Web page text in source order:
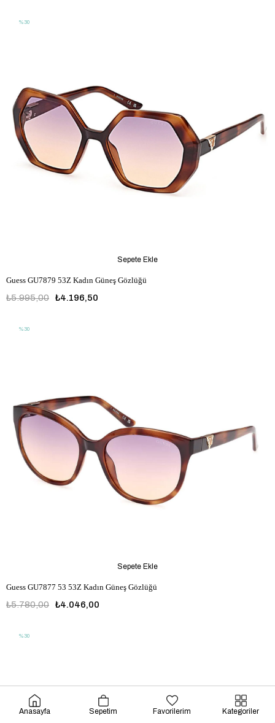
Guess GU7879 53Z Kadın Güneş Gözlüğü
₺4.196,50
₺5.995,00
Sepete Ekle
%30
Guess GU7877 53 53Z Kadın Güneş Gözlüğü
₺4.046,00
₺5.780,00
Sepete Ekle
%30
%30
Anasayfa Sepetim Favorilerim Kategoriler